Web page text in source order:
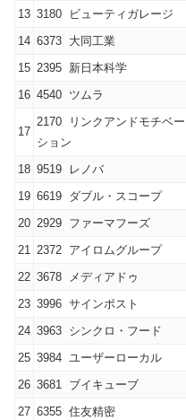
13 3180 ビューティガレージ
14 6373 大同工業
15 2395 新日本科学
16 4540 ツムラ
17
2170 リンクアンドモチベー
ション
18 9519 レノバ
19 6619 ダブル・スコープ
20 2929 ファーマフーズ
21 2372 アイロムグループ
22 3678 メディアドゥ
23 3996 サインポスト
24 3963 シンクロ・フード
25 3984 ユーザーローカル
26 3681 ブイキューブ
27 6355 住友精密